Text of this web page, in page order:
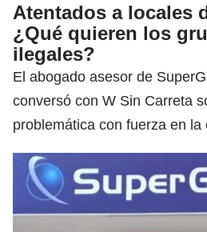
Atentados a locales
¿Qué quieren los
ilegales?
El abogado asesor de
conversó con W Sin Carreta
problemática con fuerza en la